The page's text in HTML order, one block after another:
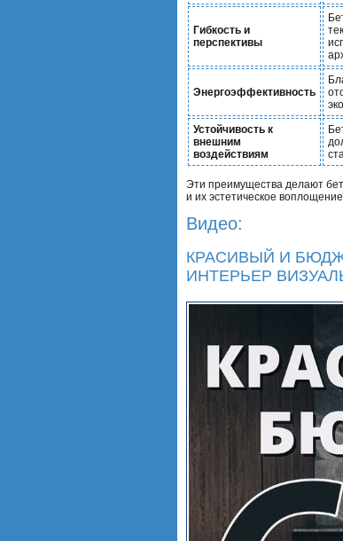
Гибкость и
перспективы
Энергоэффективность
Устойчивость к
внешним
воздействиям
Эти преимущества делают
и их эстетическое воплощение.
Видео:
КРАСИВЫЙ И
ИНТЕРЬЕР